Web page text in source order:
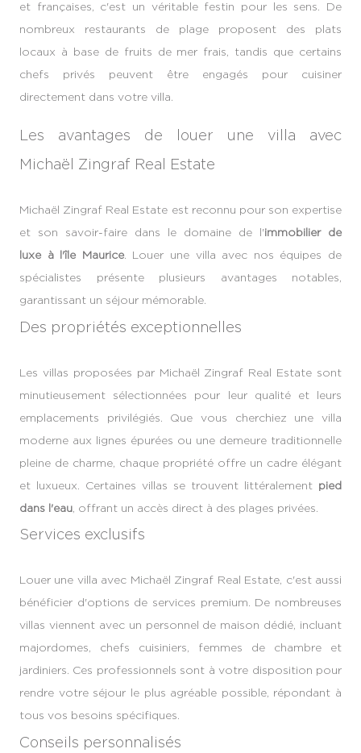
et françaises, c'est un véritable festin pour les sens. De
nombreux restaurants de plage proposent des plats
locaux à base de fruits de mer frais, tandis que certains
chefs privés peuvent être engagés pour cuisiner
directement dans votre villa.
Les avantages de louer une villa avec
Michaël Zingraf Real Estate
Michaël Zingraf Real Estate est reconnu pour son expertise
et son savoir-faire dans le domaine de l'immobilier de
luxe à l'île Maurice. Louer une villa avec nos équipes de
spécialistes présente plusieurs avantages notables,
garantissant un séjour mémorable.
Des propriétés exceptionnelles
Les villas proposées par Michaël Zingraf Real Estate sont
minutieusement sélectionnées pour leur qualité et leurs
emplacements privilégiés. Que vous cherchiez une villa
moderne aux lignes épurées ou une demeure traditionnelle
pleine de charme, chaque propriété offre un cadre élégant
et luxueux. Certaines villas se trouvent littéralement pied
dans l'eau , offrant un accès direct à des plages privées.
Services exclusifs
Louer une villa avec Michaël Zingraf Real Estate, c'est aussi
bénéficier d'options de services premium. De nombreuses
villas viennent avec un personnel de maison dédié, incluant
majordomes, chefs cuisiniers, femmes de chambre et
jardiniers. Ces professionnels sont à votre disposition pour
rendre votre séjour le plus agréable possible, répondant à
tous vos besoins spécifiques.
Conseils personnalisés